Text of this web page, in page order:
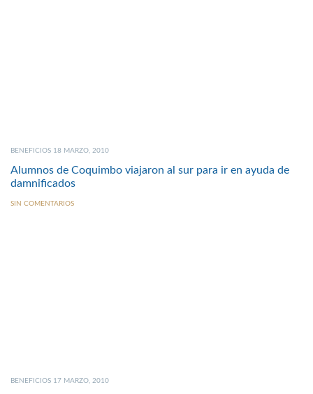
BENEFICIOS 18 MARZO, 2010
Alumnos de Coquimbo viajaron al sur para ir en ayuda de
damnificados
SIN COMENTARIOS
BENEFICIOS 17 MARZO, 2010